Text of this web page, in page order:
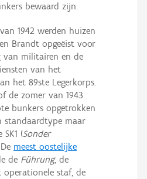
bewaard zijn.
1942 werden huizen
Brandt opgeëist voor
militairen en de
van het
het 89ste Legerkorps.
de zomer van 1943
bunkers opgetrokken
standaardtype maar
(Sonder
meest oostelijke
de Führung, de
operationele staf, de